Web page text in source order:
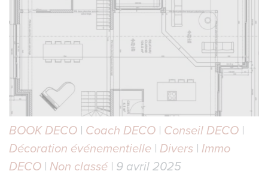
BOOK DECO | Coach DECO | Conseil DECO |
Décoration événementielle | Divers | Immo
DECO | Non classé | 9 avril 2025